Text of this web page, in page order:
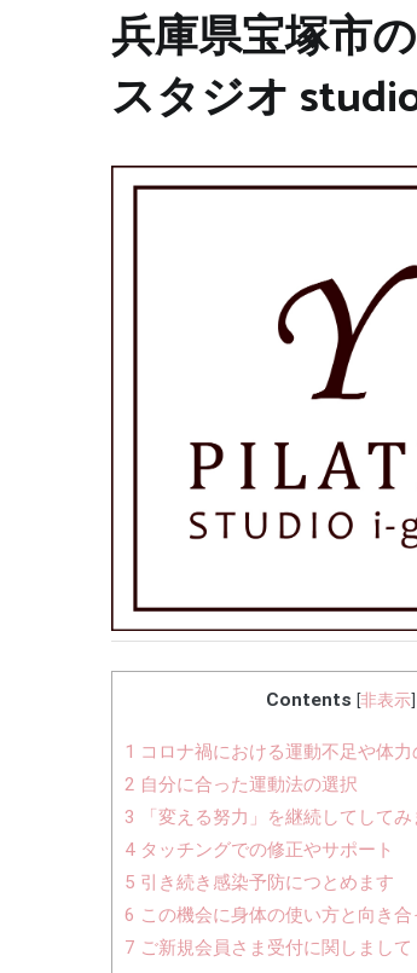
兵庫県宝塚市
スタジオ
Contents [非表示]
1 コロナ禍における運動不足や体
2 自分に合った運動法の選択
3
「変える努力」を継続してしてみ
4 タッチングでの修正やサポート
5 引き続き感染予防につとめます
6 この機会に身体の使い方と向き合
7 ご新規会員さま受付に関しまして